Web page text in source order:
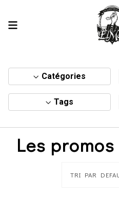
Catégories
Tags
Les
TRI PAR